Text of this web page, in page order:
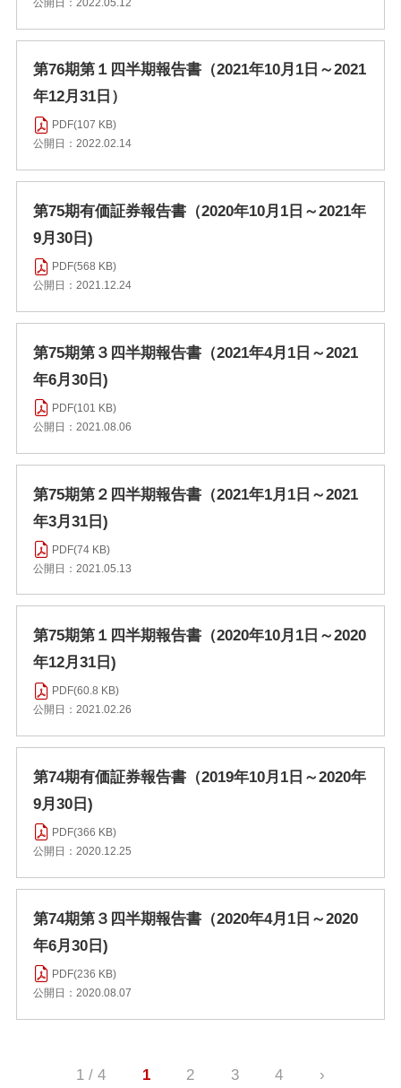
第76期第１四半期報告書（2021年10月1日～2021
年12月31日）
PDF(107 KB)
公開日：2022.02.14
第75期有価証券報告書（2020年10月1日～2021年
9月30日)
PDF(568 KB)
公開日：2021.12.24
第75期第３四半期報告書（2021年4月1日～2021
年6月30日)
PDF(101 KB)
公開日：2021.08.06
第75期第２四半期報告書（2021年1月1日～2021
年3月31日)
PDF(74 KB)
公開日：2021.05.13
第75期第１四半期報告書（2020年10月1日～2020
年12月31日)
PDF(60.8 KB)
公開日：2021.02.26
第74期有価証券報告書（2019年10月1日～2020年
9月30日)
PDF(366 KB)
公開日：2020.12.25
第74期第３四半期報告書（2020年4月1日～2020
年6月30日)
PDF(236 KB)
公開日：2020.08.07
1 / 4 1 2 3 4 ›